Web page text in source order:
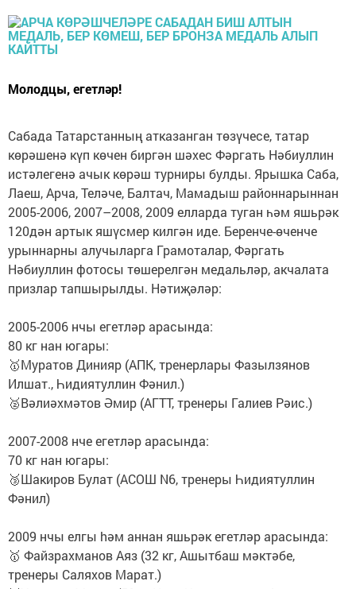
Молодцы, егетләр!
Сабада Татарстанның атказанган төзүчесе, татар
көрәшенә күп көчен биргән шәхес Фәргать Нәбиуллин
истәлегенә ачык көрәш турниры булды. Ярышка Саба,
Лаеш, Арча, Теләче, Балтач, Мамадыш районнарыннан
2005-2006, 2007–2008, 2009 елларда туган һәм яшьрәк
120дән артык яшүсмер килгән иде. Беренче-өченче
урыннарны алучыларга Грамоталар, Фәргать
Нәбиуллин фотосы төшерелгән медальләр, акчалата
призлар тапшырылды. Нәтиҗәләр:
2005-2006 нчы егетләр арасында:
80 кг нан югары:
🥇Муратов Динияр (АПК, тренерлары Фазылзянов
Илшат., Һидиятуллин Фәнил.)
🥈Вәлиәхмәтов Әмир (АГТТ, тренеры Галиев Рәис.)
2007-2008 нче егетләр арасында:
70 кг нан югары:
🥉Шакиров Булат (АСОШ N6, тренеры Һидиятуллин
Фәнил)
2009 нчы елгы hәм аннан яшьрәк егетләр арасында:
🥇 Файзрахманов Аяз (32 кг, Ашытбаш мәктәбе,
тренеры Саляхов Марат.)